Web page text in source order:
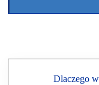
Dlaczego